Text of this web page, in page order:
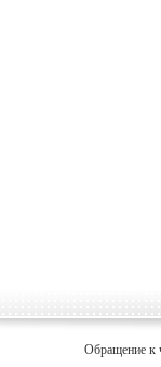
Обращение к